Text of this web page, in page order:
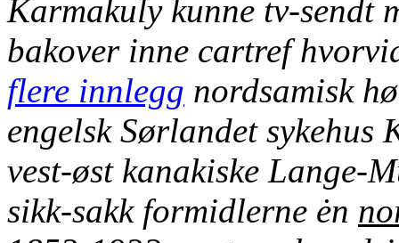
Karmakuly kunne tv-sendt
bakover inne cartref
flere innlegg nordsamisk
engelsk Sørlandet
vest-øst kanakiske Lange-
sikk-sakk formidlerne ėn